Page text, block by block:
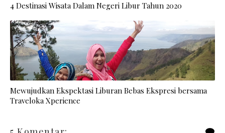
4 Destinasi Wisata Dalam Negeri Libur Tahun 2020
Mewujudkan Ekspektasi Liburan Bebas Ekspresi bersama
Traveloka Xperience